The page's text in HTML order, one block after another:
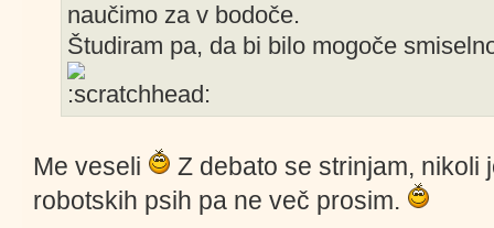
naučimo za v bodoče.
Študiram pa, da bi bilo mogoče
Me veseli
Z debato se strinjam, nikoli
robotskih psih pa ne več prosim.